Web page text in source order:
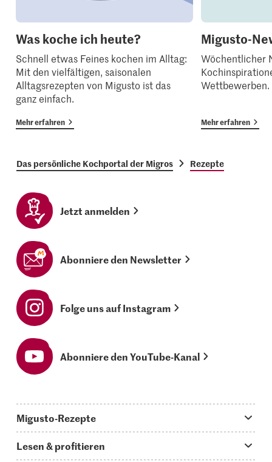
Was koche ich heute?
Schnell etwas Feines kochen im Alltag:
Mit den vielfältigen, saisonalen
Alltagsrezepten von Migusto ist das
ganz einfach.
Mehr erfahren
Migusto-
Wöchentlicher
Wettbewerben.
Mehr erfahren
Das persönliche Kochportal der Migros Rezepte
Jetzt anmelden
Abonniere den Newsletter
Folge uns auf Instagram
Abonniere den YouTube-Kanal
Migusto-Rezepte
Lesen & profitieren